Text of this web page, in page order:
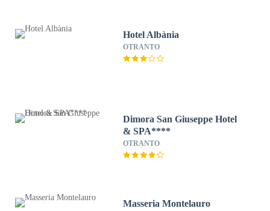
Hotel Albània
OTRANTO
Dimora San Giuseppe Hotel
& SPA****
OTRANTO
Masseria Montelauro